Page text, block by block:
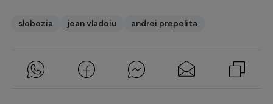
slobozia jean vladoiu andrei prepelita